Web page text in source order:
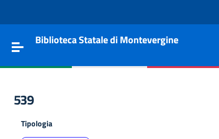
Toggle navigation
Biblioteca Statale di Montevergine
539
Tipologia